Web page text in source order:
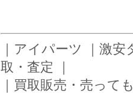
｜ アイパーツ ｜ 激安
取・査定 ｜
｜ 買取販売・売って